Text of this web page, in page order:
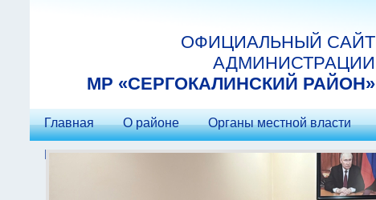
ОФИЦИАЛЬНЫЙ САЙТ
АДМИНИСТРАЦИИ
МP «СЕРГОКАЛИНСКИЙ РАЙОН»
Главная О районе Органы местной власти
Контакты Гостеприимство